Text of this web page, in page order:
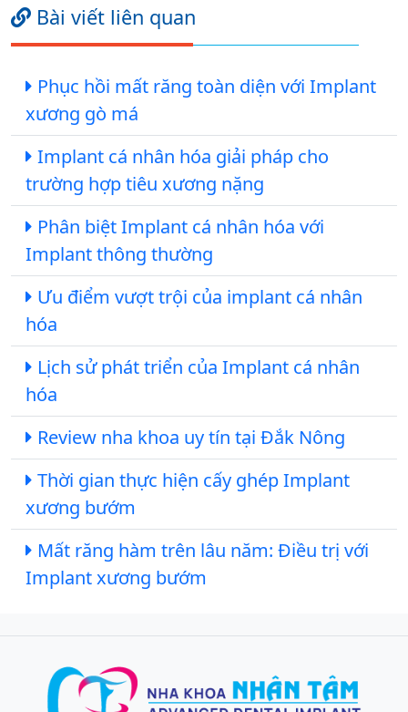
Bài viết liên quan
Phục hồi mất răng toàn diện với Implant
xương gò má
Implant cá nhân hóa giải pháp cho
trường hợp tiêu xương nặng
Phân biệt Implant cá nhân hóa với
Implant thông thường
Ưu điểm vượt trội của implant cá nhân
hóa
Lịch sử phát triển của Implant cá nhân
hóa
Review nha khoa uy tín tại Đắk Nông
Thời gian thực hiện cấy ghép Implant
xương bướm
Mất răng hàm trên lâu năm: Điều trị với
Implant xương bướm